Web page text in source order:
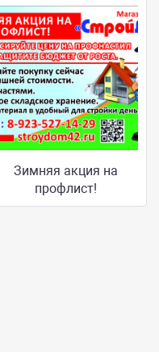
Зимняя акция на
профлист!